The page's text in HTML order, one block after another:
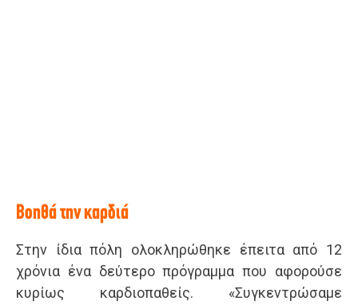
Βοηθά την καρδιά
Στην ίδια πόλη ολοκληρώθηκε έπειτα από 12
χρόνια ένα δεύτερο πρόγραμμα που αφορούσε
κυρίως καρδιοπαθείς. «Συγκεντρώσαμε